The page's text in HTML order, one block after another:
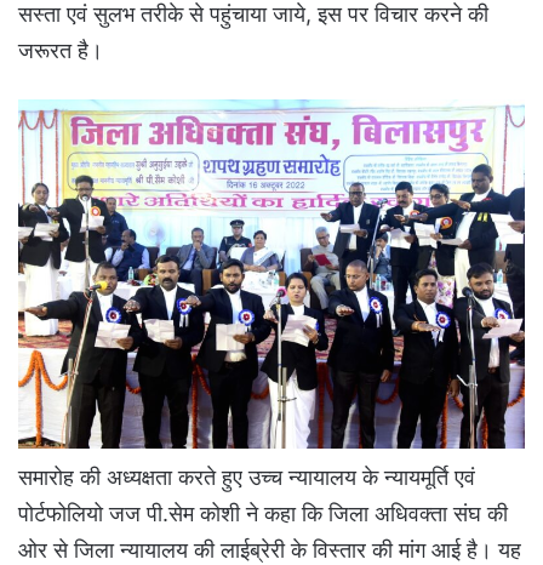
सस्ता एवं सुलभ तरीके से पहुंचाया जाये, इस पर विचार करने की
जरूरत है।
समारोह की अध्यक्षता करते हुए उच्च न्यायालय के न्यायमूर्ति एवं
पोर्टफोलियो जज पी.सेम कोशी ने कहा कि जिला अधिवक्ता संघ की
ओर से जिला न्यायालय की लाईब्रेरी के विस्तार की मांग आई है। यह